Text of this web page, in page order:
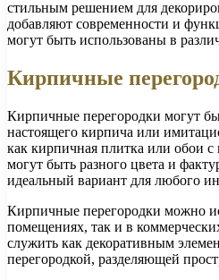
стильным решением для
добавляют современности и
могут быть использованы в
Кирпичные
Кирпичные перегородки могут
настоящего кирпича или
как кирпичная плитка или обои
могут быть разного цвета и
идеальный вариант для любого
Кирпичные перегородки можно
помещениях, так и в
служить как декоративным
перегородкой, разделяющей